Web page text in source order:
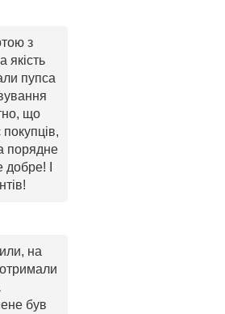
з
якість
пупса
що
порядне
І
на
був